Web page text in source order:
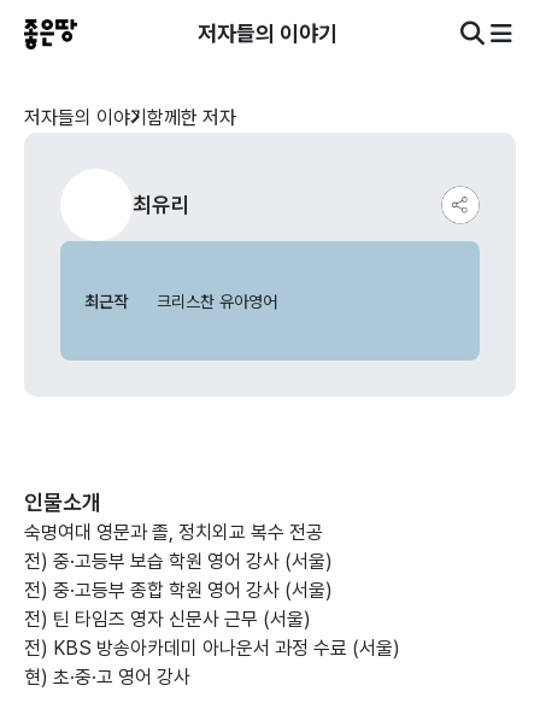
저자들의 이야기
저자들의 이야기 함께한 저자
최유리
최근작 크리스찬 유아영어
인물소개
숙명여대 영문과 졸, 정치외교 복수 전공
전) 중·고등부 보습 학원 영어 강사 (서울)
전) 중·고등부 종합 학원 영어 강사 (서울)
전) 틴 타임즈 영자 신문사 근무 (서울)
전) KBS 방송아카데미 아나운서 과정 수료 (서울)
현) 초·중·고 영어 강사